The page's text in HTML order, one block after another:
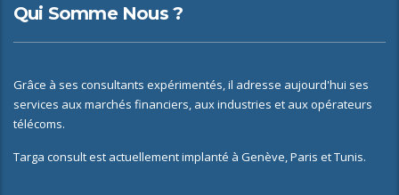
Qui Somme Nous ?
Grâce à ses consultants expérimentés, il adresse aujourd'hui ses
services aux marchés financiers, aux industries et aux opérateurs
télécoms.
Targa consult est actuellement implanté à Genève, Paris et Tunis.